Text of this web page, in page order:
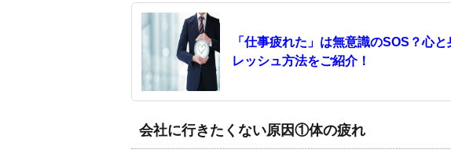
「仕事疲れた」は無意識のSOS？心
レッシュ方法をご紹介！
会社に行きたくない原因①体の疲れ